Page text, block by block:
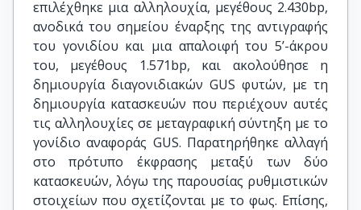
επιλέχθηκε μια αλληλουχία, μεγέθους 2.430bp,
ανοδικά του σημείου έναρξης της αντιγραφής
του γονιδίου και μια απαλοιφή του 5’-άκρου
του, μεγέθους 1.571bp, και ακολούθησε η
δημιουργία διαγονιδιακών GUS φυτών, με τη
δημιουργία κατασκευών που περιέχουν αυτές
τις αλληλουχίες σε μεταγραφική σύντηξη με το
γονίδιο αναφοράς GUS. Παρατηρήθηκε αλλαγή
στο πρότυπο έκφρασης μεταξύ των δύο
κατασκευών, λόγω της παρουσίας ρυθμιστικών
στοιχείων που σχετίζονται με το φως. Επίσης,